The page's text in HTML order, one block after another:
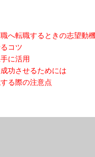
へ転職するときの志望動
コツ
に活用
功させるためには
る際の注意点